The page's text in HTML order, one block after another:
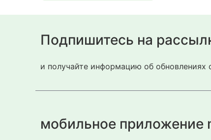
Подпишитесь на
и получайте информацию об
мобильное приложение